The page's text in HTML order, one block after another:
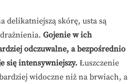
delikatniejszą skórę, usta są
Gojenie w ich
odczuwalne, a bezpośrednio
się intensywniejszy.Łuszczenie
widoczne niż na brwiach, a